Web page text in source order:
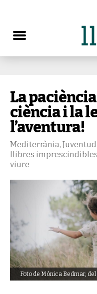
La
ciència i la
l’aventura!
Mediterrània,
llibres
viure
Foto de Mònica Bedmar,